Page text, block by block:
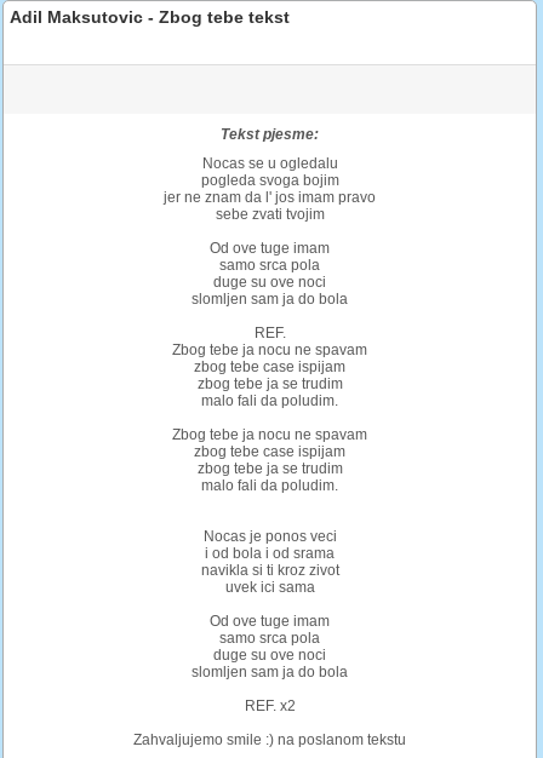
Adil Maksutovic - Zbog tebe tekst
Tekst pjesme:
Nocas se u ogledalu
pogleda svoga bojim
jer ne znam da l' jos imam pravo
sebe zvati tvojim
Od ove tuge imam
samo srca pola
duge su ove noci
slomljen sam ja do bola
REF.
Zbog tebe ja nocu ne spavam
zbog tebe case ispijam
zbog tebe ja se trudim
malo fali da poludim.
Zbog tebe ja nocu ne spavam
zbog tebe case ispijam
zbog tebe ja se trudim
malo fali da poludim.
Nocas je ponos veci
i od bola i od srama
navikla si ti kroz zivot
uvek ici sama
Od ove tuge imam
samo srca pola
duge su ove noci
slomljen sam ja do bola
REF. x2
Zahvaljujemo smile :) na poslanom tekstu